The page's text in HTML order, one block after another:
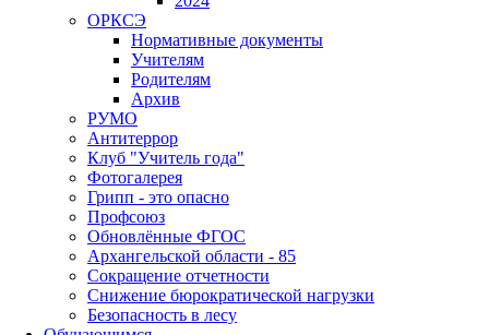
ОРКСЭ
Нормативные документы
Учителям
Родителям
Архив
РУМО
Антитеррор
Клуб "Учитель года"
Фотогалерея
Грипп - это опасно
Профсоюз
Обновлённые ФГОС
Архангельской области - 85
Сокращение отчетности
Снижение бюрократической нагрузки
Безопасность в лесу